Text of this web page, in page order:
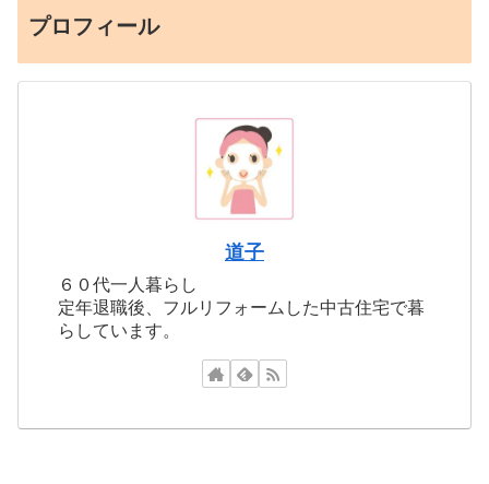
プロフィール
道子
６０代一人暮らし
定年退職後、フルリフォームした中古住宅で暮
らしています。